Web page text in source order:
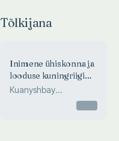
Tõlkijana
Inimene ühiskonna ja
looduse kuningriigi
vahel
Kuanyshbay